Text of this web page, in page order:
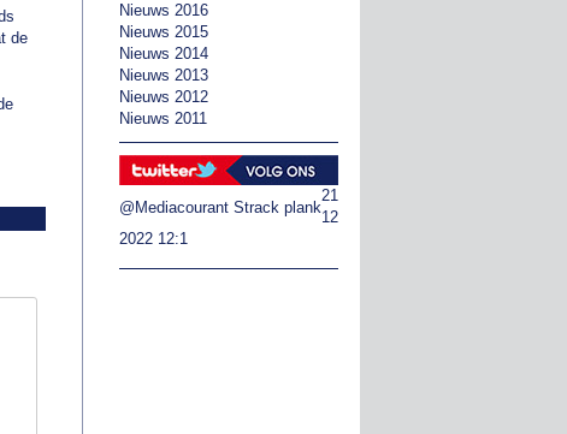
de
Nieuws 2016
Nieuws 2015
Nieuws 2014
Nieuws 2013
Nieuws 2012
Nieuws 2011
@Mediacourant Strack plank
21
12
2022 12:1